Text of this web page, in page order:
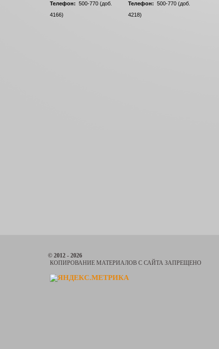
Телефон: 500-770 (доб.
4166)
Телефон: 500-770 (доб.
4218)
© 2012 - 2026
КОПИРОВАНИЕ МАТЕРИАЛОВ С САЙТА ЗАПРЕЩЕНО